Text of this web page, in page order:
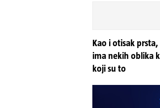
Kao i otisak
ima nekih oblika
koji su to